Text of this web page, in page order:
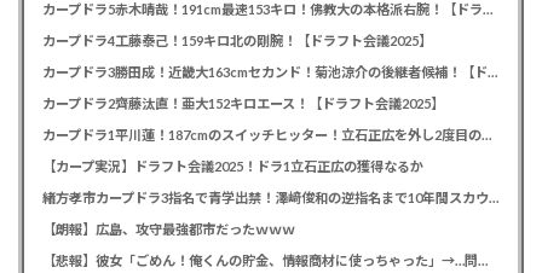
カープドラ5赤木晴哉！191cm最速153キロ！佛教大の本格派右腕！【ドラフト会議2025】
カープドラ4工藤泰己！159キロ北の剛腕！【ドラフト会議2025】
カープドラ3勝田成！近畿大163cmセカンド！菊池涼介の後継者候補！【ドラフト会議2025】
カープドラ2齊藤汰直！亜大152キロエース！【ドラフト会議2025】
カープドラ1平川蓮！187cmのスイッチヒッター！立石正広を外し2度目の重複も新井監督がクジを引き当てる！【ドラフト会議2025】
【カープ実況】ドラフト会議2025！ドラ1立石正広の獲得なるか
緒方孝市カープドラ3指名で青学出禁！澤﨑俊和の逆指名まで10年間スカウト出禁
【朗報】広島、攻守最強都市だったｗｗｗ
【悲報】彼女「ごめん！俺くんの貯金、情報商材に使っちゃった」→…問い詰めたらギャン泣きされたんだが俺が悪いのか？